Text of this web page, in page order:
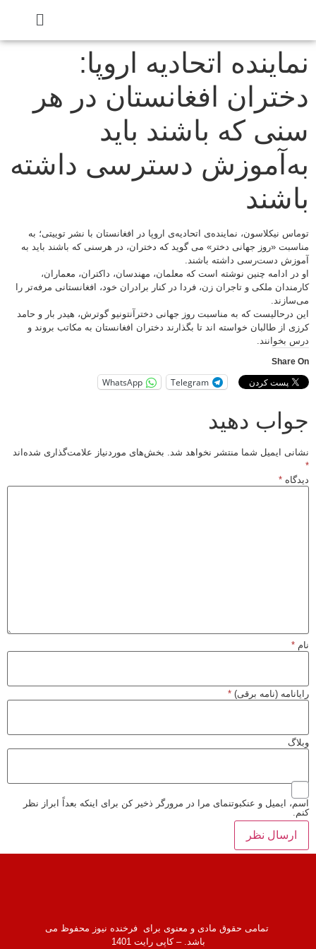
نماینده اتحادیه اروپا:
دختران افغانستان در هر
سنی که باشند باید
به‌آموزش دسترسی داشته
باشند
توماس نیکلاسون، نماینده‌ی اتحادیه‌ی اروپا در افغانستان با نشر توییتی؛ به
مناسبت «روز جهانی دختر» می گوید که دختران، در هرسنی که باشند باید به
آموزش دست‌رسی داشته باشند.
او در ادامه چنین نوشته است که معلمان، مهندسان، داکتران، معماران،
کارمندان ملکی و تاجران زن، فردا در کنار برادران خود، افغانستانی مرفه‌تر را
می‌سازند.
این درحالیست که به مناسبت روز جهانی دخترآنتونیو گوترش، هیدر بار و حامد
کرزی از طالبان خواسته اند تا بگذارند دختران افغانستان به مکاتب بروند و
درس بخوانند.
Share On
Telegram
WhatsApp
جواب دهید
نشانی ایمیل شما منتشر نخواهد شد. بخش‌های موردنیاز علامت‌گذاری شده‌اند
دیدگاه*
نام*
رایانامه (نامه برقی)*
وبلاگ
اسم، ایمیل و عنکبوتنمای مرا در مرورگر ذخیر کن برای اینکه بعداً ابراز نظر
کنم.
تمامی حقوق مادی و معنوی برای فرخنده نیوز محفوظ می
باشد. – کاپی رایت 1401